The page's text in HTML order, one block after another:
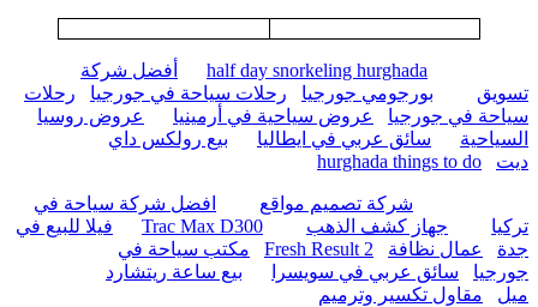
half day snorkeling hurghada
أفضل شركة
تسويق
بورجومي جورجيا رحلات سياحة في جورجيا
رحلات
سياحة في جورجيا
عروض سياحية في أرمينيا
عروض روسيا
السياحية
سائق عربي في ايطاليا
بيع رولكس داي
ديت
hurghada things to do
شركة تصميم مواقع
افضل شركة سياحة في
تركيا
جهاز كشف الذهب Trac Max D300
فيلا للبيع في
جدة
عمال نظافة Fresh Result 2
مكتب سياحة في
جورجيا
سائق عربي في سويسرا
بيع ساعة ريتشارد
ميل
مقاول تكسير وترميم